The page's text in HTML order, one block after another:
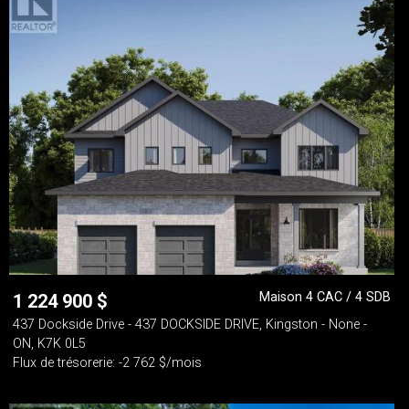
1 224 900 $
Maison 4 CAC / 4 SDB
437 Dockside Drive - 437 DOCKSIDE DRIVE, Kingston - None -
ON, K7K 0L5
Flux de trésorerie: -2 762 $/mois